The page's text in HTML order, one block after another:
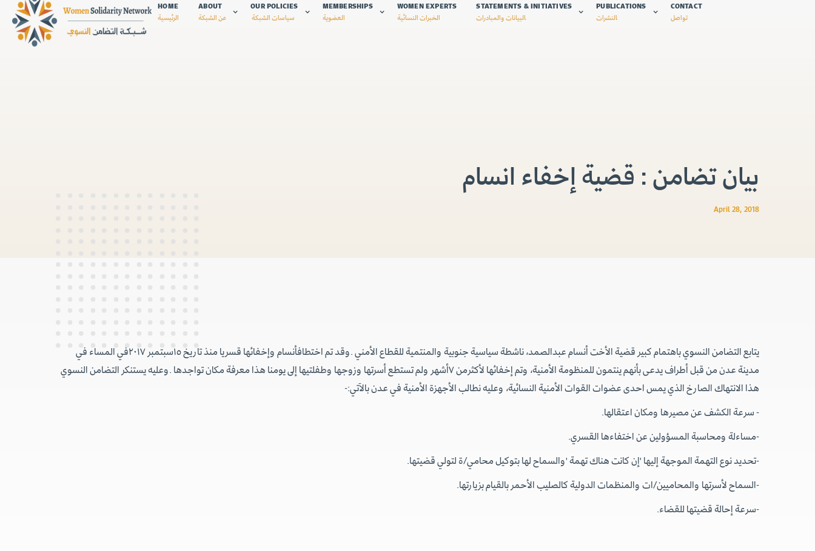
HOME
الرئيسية
ABOUT
عن الشبكة
OUR POLICIES
سياسات الشبكة
MEMBERSHIPS
العضوية
WOMEN EXPERTS
الخبرات النسائية
STATEMENTS & INITIATIVES
البيانات والمبادرات
PUBLICATIONS
النشرات
CONTACT
تواصل
بيان تضامن : قضية إخفاء انسام
April 28, 2018
يتابع التضامن النسوي باهتمام كبير قضية الأخت أنسام عبدالصمد، ناشطة سياسية جنوبية والمنتمية للقطاع الأمني .وقد تم اختطافأنسام وإخفائها قسريا منذ تاريخ ١٥سبتمبر ٢٠١٧في المساء في
مدينة عدن من قبل أطراف يدعى بأنهم ينتمون للمنظومة الأمنية، وتم إخفائها لأكثرمن ٧أشهر ولم تستطع أسرتها وزوجها وطفلتيها إلى يومنا هذا معرفة مكان تواجدها .وعليه يستنكر التضامن النسوي
هذا الانتهاك الصارخ الذي يمس احدى عضوات القوات الأمنية النسائية، وعليه نطالب الأجهزة الأمنية في عدن بالآتي:-
- سرعة الكشف عن مصيرها ومكان اعتقالها.
-مساءلة ومحاسبة المسؤولين عن اختفاءها القسري.
-تحديد نوع التهمة الموجهة إليها 'إن كانت هناك تهمة 'والسماح لها بتوكيل محامي/ة لتولي قضيتها.
-السماح لأسرتها والمحاميين/ات والمنظمات الدولية كالصليب الأحمر بالقيام بزيارتها.
-سرعة إحالة قضيتها للقضاء.